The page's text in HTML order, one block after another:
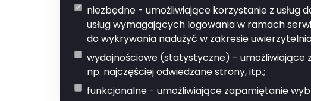
niezbędne - umożliwiające korzystanie z
usług wymagających logowania w ramach
do wykrywania nadużyć w zakresie
wydajnościowe (statystyczne) - umożliwiające
np. najczęściej odwiedzane strony, itp.;
funkcjonalne - umożliwiające zapamiętanie
Rynek 8, 17-120 Brańsk
85 731 92 00
mail: